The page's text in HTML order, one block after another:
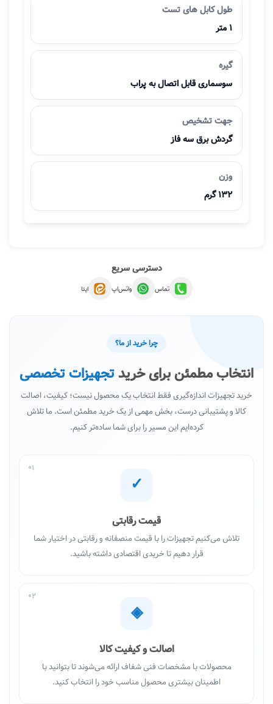
طول کابل های تست
1 متر
گیره
سوسماری قابل اتصال به پراب
جهت تشخیص
گردش برق سه فاز
وزن
132 گرم
دسترسی سریع
تماس واتس‌اپ ایتا
چرا خرید از ما؟
انتخاب مطمئن برای خرید تجهیزات تخصصی
خرید تجهیزات اندازه‌گیری فقط انتخاب یک محصول نیست؛ کیفیت، اصالت
کالا و پشتیبانی درست، بخش مهمی از یک خرید مطمئن است. ما تلاش
کرده‌ایم این مسیر را برای شما ساده‌تر کنیم.
01
✓
قیمت رقابتی
تلاش می‌کنیم تجهیزات را با قیمت منصفانه و رقابتی در اختیار شما
قرار دهیم تا خریدی اقتصادی داشته باشید.
02
◈
اصالت و کیفیت کالا
محصولات با مشخصات فنی شفاف ارائه می‌شوند تا بتوانید با
اطمینان بیشتری محصول مناسب خود را انتخاب کنید.